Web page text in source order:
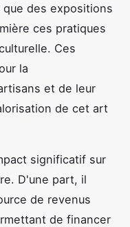
des expositions
ces pratiques
Ces
la
et de leur
de cet art
significatif sur
D'une part, il
de revenus
de financer